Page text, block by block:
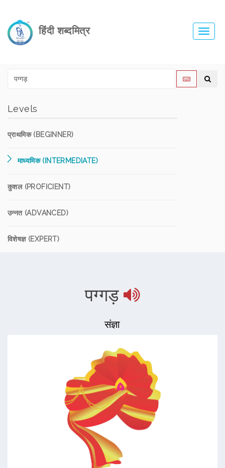
हिंदी शब्दमित्र
Levels
प्राथमिक (BEGINNER)
माध्यमिक (INTERMEDIATE)
कुशल (PROFICIENT)
उन्नत (ADVANCED)
विशेषज्ञ (EXPERT)
पग्गड़
संज्ञा